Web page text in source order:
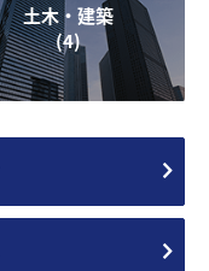
土木・建築
(4)